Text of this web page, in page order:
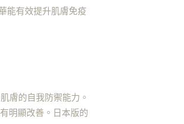
能有效提升肌膚免疫
膚的自我防禦能力。
明顯改善。日本版的